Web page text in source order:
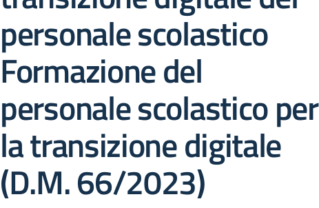
personale scolastico
Formazione del
personale scolastico per
la transizione digitale
(D.M. 66/2023)